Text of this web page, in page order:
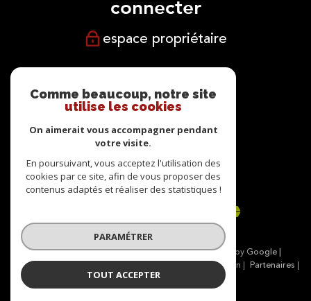
connecter
espace propriétaire
suivre
NOUS
adhérons
© 2026 | Tous droits réservés | Traduction powered by Google |
Nos honoraires
Plan du site Mentions légales Admin
Partenaires
Politique RGPD
Comme beaucoup, notre site
utilise les cookies
On aimerait vous accompagner pendant
votre visite.
En poursuivant, vous acceptez l'utilisation des
cookies par ce site, afin de vous proposer des
contenus adaptés et réaliser des statistiques !
PARAMÉTRER
TOUT ACCEPTER